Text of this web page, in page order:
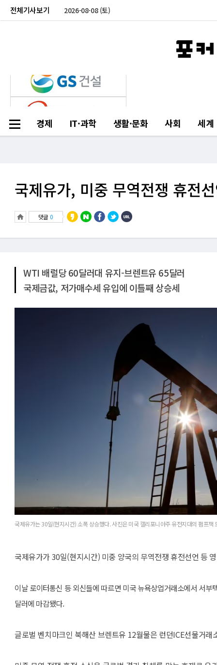
전체기사보기 2026-08-08 (토)
경제 IT·과학 생활·문화 사회 세계
국제유가, 미중 무역전쟁 휴전
댓글 0
WTI 배럴당 60달러대 유지-브렌트유 65달러
국제금값, 저가매수세 유입에 이틀째 상승세
국제유가는 30일(현지시간) 소폭 상승했다. 사진은 미국 캘리포니아주 유전지대의 펌프잭
국제유가가 30일(현지시간) 미중 양국의 무역전쟁 휴전선언 등
이날 로이터통신 등 외신들에 따르면 미국 뉴욕상업거래소에서 서
달러에 마감됐다.
글로벌 벤치마크인 북해산 브렌트유 12월물은 런던ICE선물거